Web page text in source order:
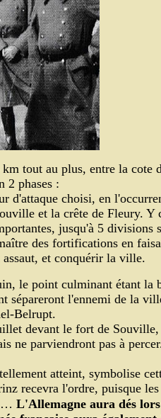
tout au plus, entre la cote
2 phases :
d'attaque choisi, en
et la crête de Fleury. Y
jusqu'à 5 divisions
des fortifications en
et conquérir la ville.
le point culminant étant la
sépareront l'ennemi de la
Belrupt.
devant le fort de
ne parviendront pas à
atteint, symbolise
recevra l'ordre, puisque
… L'Allemagne aura dés